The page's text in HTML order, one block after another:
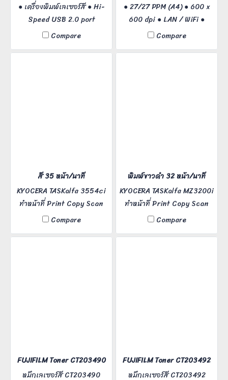
● เครื่องพิมพ์เลเซอร์สี ● Hi-
Speed USB 2.0 port
Compare
● 27/27 PPM (A4) ● 600 x
600 dpi ● LAN / WiFi ●
Duplex / USB 2.0
Compare
สี 35 หน้า/นาที
KYOCERA TASKalfa 3554ci
ทำหน้าที่ Print Copy Scan
Fax เครื่องอึด ถึก ทนทาน สี
Compare
พิมพ์ขาวดำ 32 หน้า/นาที
KYOCERA TASKalfa MZ3200i
ทำหน้าที่ Print Copy Scan
เครื่องอึด ถึก ทนทาน
Compare
FUJIFILM Toner CT203490
หมึกเลเซอร์สี CT203490
FUJIFILM Toner CT203492
หมึกเลเซอร์สี CT203492